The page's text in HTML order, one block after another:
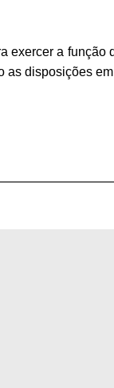
exercer a função
as disposições